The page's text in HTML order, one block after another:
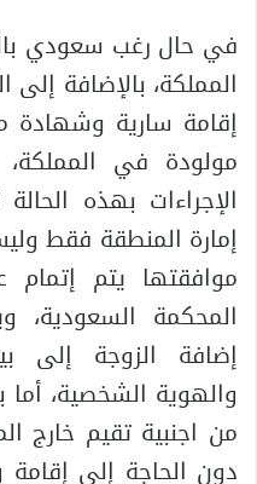
في حال رغب سعودي
المملكة، بالإضافة
إقامة سارية وشهادة
مولودة في المملكة،
الإجراءات بهذه
إمارة المنطقة فقط
موافقتها يتم
المحكمة
إضافة الزوجة إلى
والهوية الشخصية،
من اجنبية تقيم خارج
دون الحاجة إلى إقامة